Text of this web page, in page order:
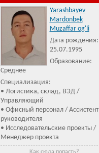
Yarashbayev
Mardonbek
Muzaffar og'li
Дата рождения:
25.07.1995
Образование:
Среднее
Специализация:
• Логистика, склад, ВЭД /
Управляющий
• Офисный персонал / Ассистент
руководителя
• Исследовательские проекты /
Менеджер проекта